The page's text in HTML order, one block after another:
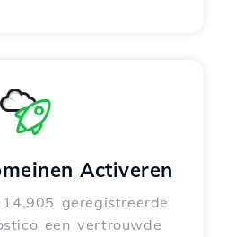
Activeren
geregistreerde
een vertrouwde